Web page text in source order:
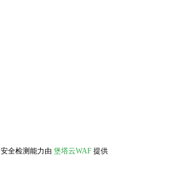
安全检测能力由 堡塔云WAF 提供